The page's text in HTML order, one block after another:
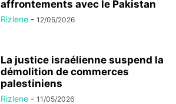
affrontements avec le Pakistan
Rizlene - 12/05/2026
La justice israélienne suspend la
démolition de commerces
palestiniens
Rizlene - 11/05/2026